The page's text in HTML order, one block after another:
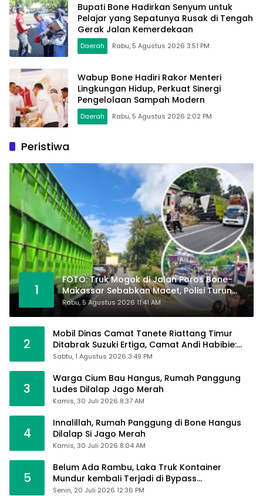
Bupati Bone Hadirkan Senyum untuk
Pelajar yang Sepatunya Rusak di Tengah
Gerak Jalan Kemerdekaan
Daerah Rabu, 5 Agustus 2026 3:51 PM
Wabup Bone Hadiri Rakor Menteri
Lingkungan Hidup, Perkuat Sinergi
Pengelolaan Sampah Modern
Daerah Rabu, 5 Agustus 2026 2:02 PM
Peristiwa
1
FOTO: Truk Mogok di Jalan Poros Bone-
Makassar Sebabkan Macet, Polisi Turun
Tangan
Rabu, 5 Agustus 2026 11:41 AM
2
Mobil Dinas Camat Tanete Riattang Timur
Ditabrak Suzuki Ertiga, Camat Andi Habibie:
Alhamdulillah Saya Baik-Baik Saja
Sabtu, 1 Agustus 2026 3:49 PM
3
Warga Cium Bau Hangus, Rumah Panggung
Ludes Dilalap Jago Merah
Kamis, 30 Juli 2026 8:37 AM
4
Innalillah, Rumah Panggung di Bone Hangus
Dilalap Si Jago Merah
Kamis, 30 Juli 2026 8:04 AM
5
Belum Ada Rambu, Laka Truk Kontainer
Mundur kembali Terjadi di Bypass
Sumpallabbu
Senin, 20 Juli 2026 12:36 PM